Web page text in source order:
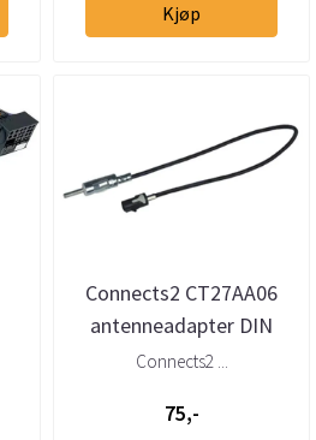
Kjøp
Connects2 CT27AA06
antenneadapter DIN
BMW/MINI
Connects2 ...
75,-